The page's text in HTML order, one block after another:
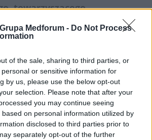
Medforum - Do Not Process
of the sale, sharing to third parties, or
or sensitive information for
by us, please use the below opt-out
selection. Please note that after your
you may continue seeing
on personal information utilized by
disclosed to third parties prior to
separately opt-out of the further
towarzyszącego
Towarzystwa
Tegoroczna edycja
niemożność spotkania się
i pacjentów
nowe wspólne inicjatywy
bogata agenda
eksperci PTK.